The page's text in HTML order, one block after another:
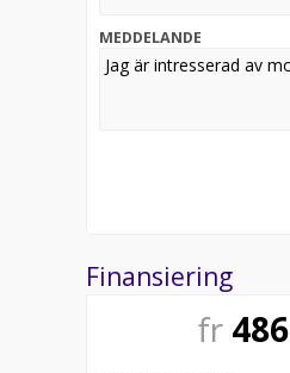
MEDDELANDE
Finansiering
fr 486